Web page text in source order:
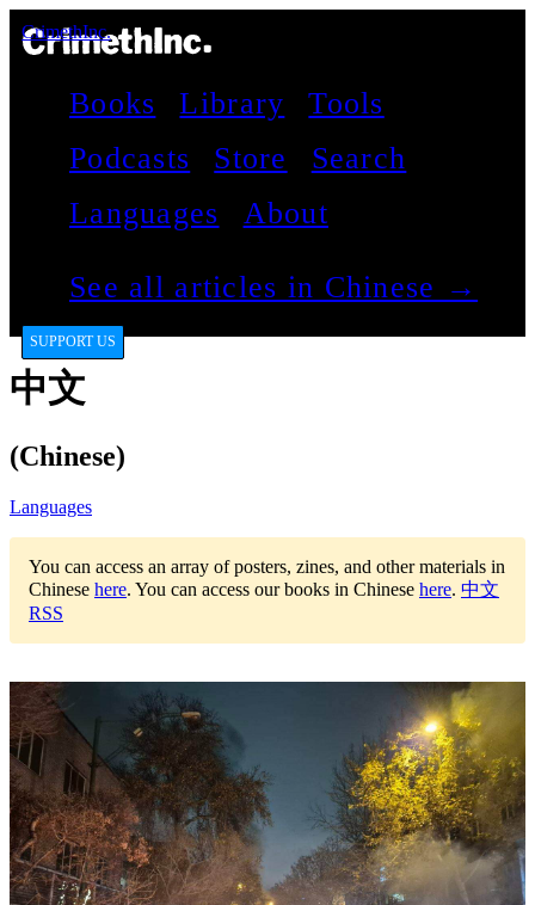
CrimethInc.
Books Library
Tools
Podcasts
Store
Search
Languages
About
See all articles in Chinese →
SUPPORT US
中文
(Chinese)
Languages
You can access an array of posters, zines, and other materials in
Chinese here. You can access our books in Chinese here. 中文
RSS